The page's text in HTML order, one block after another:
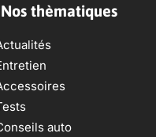
Nos thèmatiques
auto